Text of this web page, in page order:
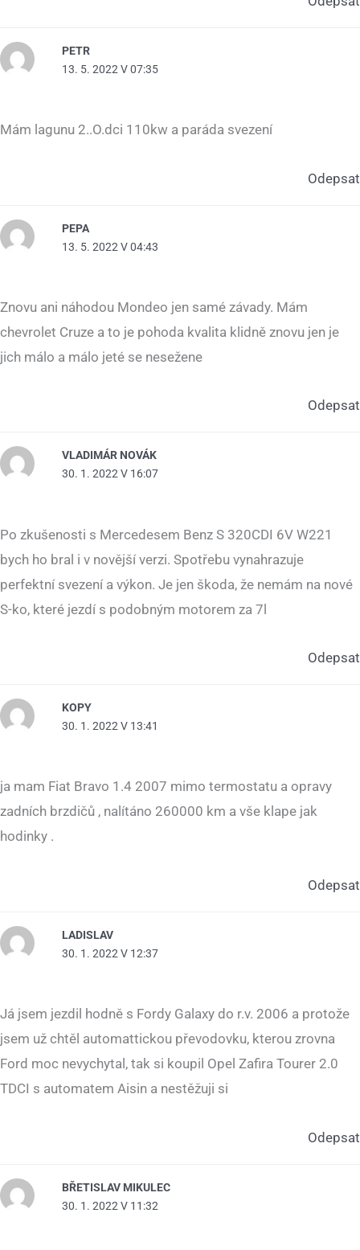
PETR
13. 5. 2022 V 07:35
Mám lagunu 2..O.dci 110kw a paráda svezení
Odepsat
PEPA
13. 5. 2022 V 04:43
Znovu ani náhodou Mondeo jen samé závady. Mám
chevrolet Cruze a to je pohoda kvalita klidně znovu jen je
jich málo a málo jeté se nesežene
Odepsat
VLADIMÁR NOVÁK
30. 1. 2022 V 16:07
Po zkušenosti s Mercedesem Benz S 320CDI 6V W221
bych ho bral i v novější verzi. Spotřebu vynahrazuje
perfektní svezení a výkon. Je jen škoda, že nemám na nové
S-ko, které jezdí s podobným motorem za 7l
Odepsat
KOPY
30. 1. 2022 V 13:41
ja mam Fiat Bravo 1.4 2007 mimo termostatu a opravy
zadních brzdičů , nalítáno 260000 km a vše klape jak
hodinky .
Odepsat
LADISLAV
30. 1. 2022 V 12:37
Já jsem jezdil hodně s Fordy Galaxy do r.v. 2006 a protože
jsem už chtěl automattickou převodovku, kterou zrovna
Ford moc nevychytal, tak si koupil Opel Zafira Tourer 2.0
TDCI s automatem Aisin a nestěžuji si
Odepsat
BŘETISLAV MIKULEC
30. 1. 2022 V 11:32